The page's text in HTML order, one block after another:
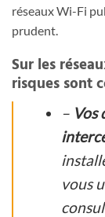
réseaux Wi-Fi
prudent.
Sur les
risques sont
– Vos
vous